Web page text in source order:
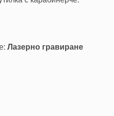
Лазерно гравиране